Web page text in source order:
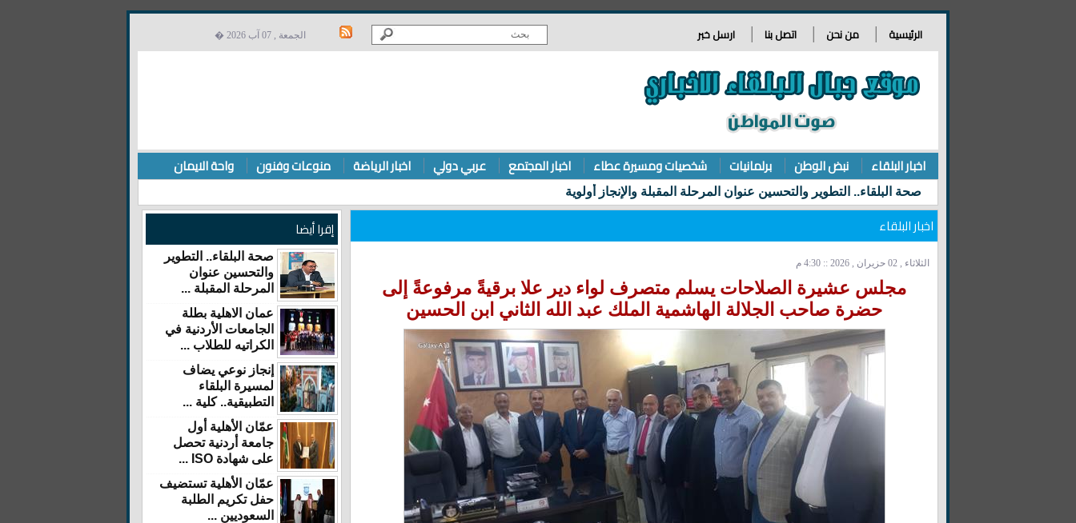
الرئيسية من نحن اتصل بنا ارسل خبر الجمعة , 07 آب 2026 �
اخبار البلقاء نبض الوطن برلمانيات شخصيات ومسيرة عطاء اخبار المجتمع عربي دولي اخبار الرياضة منوعات وفنون واحة الايمان
اخبار البلقاء
الثلاثاء , 02 حزيران , 2026 :: 4:30 م
مجلس عشيرة الصلاحات يسلم متصرف لواء دير علا برقيةً مرفوعةً إلى
حضرة صاحب الجلالة الهاشمية الملك عبد الله الثاني ابن الحسين
إقرا أيضا
صحة البلقاء.. التطوير
والتحسين عنوان
المرحلة المقبلة ...
عمان الاهلية بطلة
الجامعات الأردنية في
الكراتيه للطلاب ...
إنجاز نوعي يضاف
لمسيرة البلقاء
التطبيقية.. كلية ...
عمّان الأهلية أول
جامعة أردنية تحصل
على شهادة ISO ...
عمّان الأهلية تستضيف
حفل تكريم الطلبة
السعوديين ...